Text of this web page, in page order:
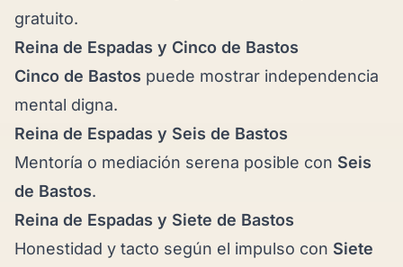
gratuito.
Reina de Espadas y Cinco de Bastos
Cinco de Bastos puede mostrar independencia
mental digna.
Reina de Espadas y Seis de Bastos
Mentoría o mediación serena posible con Seis
de Bastos.
Reina de Espadas y Siete de Bastos
Honestidad y tacto según el impulso con Siete